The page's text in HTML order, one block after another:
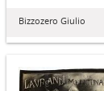
Bizzozero Giulio